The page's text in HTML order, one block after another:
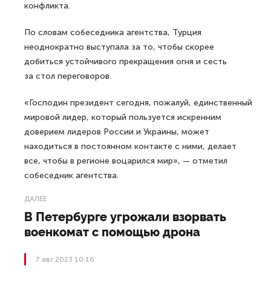
конфликта.
По словам собеседника агентства, Турция
неоднократно выступала за то, чтобы скорее
добиться устойчивого прекращения огня и сесть
за стол переговоров.
«Господин президент сегодня, пожалуй, единственный
мировой лидер, который пользуется искренним
доверием лидеров России и Украины, может
находиться в постоянном контакте с ними, делает
все, чтобы в регионе воцарился мир», — отметил
собеседник агентства.
ДАЛЕЕ
В Петербурге угрожали взорвать
военкомат с помощью дрона
7 авг 2023 10:16